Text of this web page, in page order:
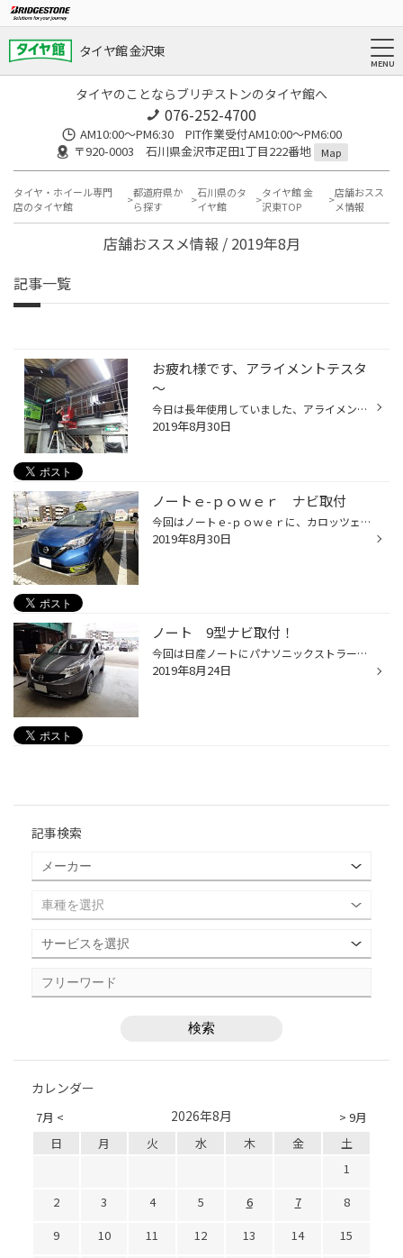
タイヤ館 金沢東
タイヤのことならブリヂストンのタイヤ館へ
076-252-4700
AM10:00～PM6:30 PIT作業受付AM10:00～PM6:00
〒920-0003 石川県金沢市疋田1丁目222番地
Map
タイヤ・ホイール専門
店のタイヤ館
都道府県か
ら探す
石川県のタ
イヤ館
タイヤ館 金
沢東TOP
店舗おスス
メ情報
店舗おススメ情報 / 2019年8月
記事一覧
お疲れ様です、アライメントテスタ
～
今日は長年使用していました、アライメントテスターの撤去作業が行われました。 長い間ご苦労様でした！m(_ _)m アライメント作業用のリフトも新調され、近日中には新型のアライメントテスターが導入されます！ 稼働開始までもうしばらくお待ち下さい！！
2019年8月30日
ノートｅ-ｐｏｗｅｒ ナビ取付
今回はノートｅ-ｐｏｗｅｒに、カロッツェリア 楽ナビのニューモデル取付です！ 機種は２００ｍｍワイド AVIC-RW910です！ 2019モデルからディスプレイが高解像度ＨＤパネルとなり、合わせて色階調表現を従来の約７０倍とし、メイン画面から地図表示までとても見やすくなりました！ ↑上の左側：従来...
2019年8月30日
ノート 9型ナビ取付！
今回は日産ノートにパナソニックストラーダ９インチナビ『CN-F1XDV』を取付けしました。 この商品はモニターの角度が調整できますので お好みの高さ、角度で見ることができます。 しかも、ブルーレイディスクの再生機能付き！！ 大画面が通常の位置より少し手前に装着されますので非常に見やすく お...
2019年8月24日
記事検索
カレンダー
7月 < > 9月
2026年8月
日 月 火 水 木 金
土
1
2
3 4 5 6 7
8
9
10 11 12 13 14
15